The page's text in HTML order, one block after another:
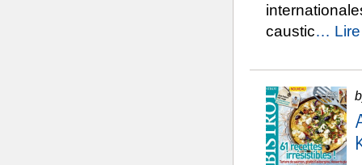
caustic… Lire